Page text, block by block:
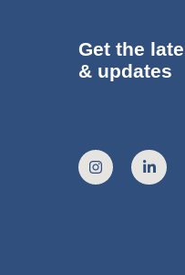
Get the
& updates